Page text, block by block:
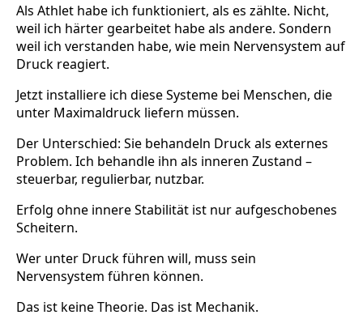
Als Athlet habe ich funktioniert, als es zählte. Nicht,
weil ich härter gearbeitet habe als andere. Sondern
weil ich verstanden habe, wie mein Nervensystem auf
Druck reagiert.
Jetzt installiere ich diese Systeme bei Menschen, die
unter Maximaldruck liefern müssen.
Der Unterschied: Sie behandeln Druck als externes
Problem. Ich behandle ihn als inneren Zustand –
steuerbar, regulierbar, nutzbar.
Erfolg ohne innere Stabilität ist nur aufgeschobenes
Scheitern.
Wer unter Druck führen will, muss sein
Nervensystem führen können.
Das ist keine Theorie. Das ist Mechanik.